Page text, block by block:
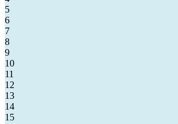
5
6
7
8
9
10
11
12
13
14
15